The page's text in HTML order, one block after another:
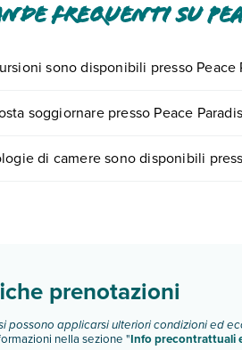
frequenti su
sono disponibili presso Peace
0721.17231 oprenotando un
soggiornare presso Peace
partire.
di camere sono disponibili
prenotazioni
possono applicarsi ulteriori condizioni ed
nella sezione "Info precontrattuali